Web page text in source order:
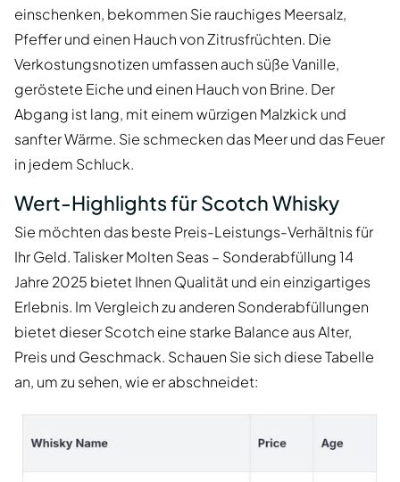
einschenken, bekommen Sie rauchiges Meersalz,
Pfeffer und einen Hauch von Zitrusfrüchten. Die
Verkostungsnotizen umfassen auch süße Vanille,
geröstete Eiche und einen Hauch von Brine. Der
Abgang ist lang, mit einem würzigen Malzkick und
sanfter Wärme. Sie schmecken das Meer und das Feuer
in jedem Schluck.
Wert-Highlights für Scotch Whisky
Sie möchten das beste Preis-Leistungs-Verhältnis für
Ihr Geld. Talisker Molten Seas – Sonderabfüllung 14
Jahre 2025 bietet Ihnen Qualität und ein einzigartiges
Erlebnis. Im Vergleich zu anderen Sonderabfüllungen
bietet dieser Scotch eine starke Balance aus Alter,
Preis und Geschmack. Schauen Sie sich diese Tabelle
an, um zu sehen, wie er abschneidet: